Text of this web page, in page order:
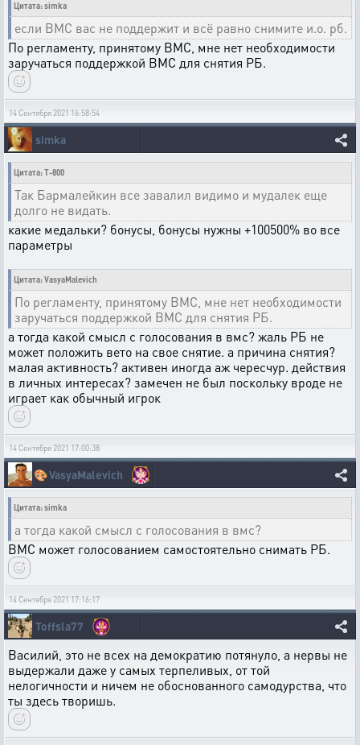
Цитата: simka
если ВМС вас не поддержит и всё равно снимите и.о. рб.
По регламенту, принятому ВМС, мне нет необходимости
заручаться поддержкой ВМС для снятия РБ.
14 Сентября 2021 16:58:54
simka
Цитата: T-800
Так Бармалейкин все завалил видимо и мудалек еще
долго не видать.
какие медальки? бонусы, бонусы нужны +100500% во все
параметры
Цитата: VasyaMalevich
По регламенту, принятому ВМС, мне нет необходимости
заручаться поддержкой ВМС для снятия РБ.
а тогда какой смысл с голосования в вмс? жаль РБ не
может положить вето на свое снятие. а причина снятия?
малая активность? активен иногда аж чересчур. действия
в личных интересах? замечен не был поскольку вроде не
играет как обычный игрок
14 Сентября 2021 17:00:38
🎨VasyaMalevich
Цитата: simka
а тогда какой смысл с голосования в вмс?
ВМС может голосованием самостоятельно снимать РБ.
14 Сентября 2021 17:16:17
Toffsla77
Василий, это не всех на демократию потянуло, а нервы не
выдержали даже у самых терпеливых, от той
нелогичности и ничем не обоснованного самодурства, что
ты здесь творишь.